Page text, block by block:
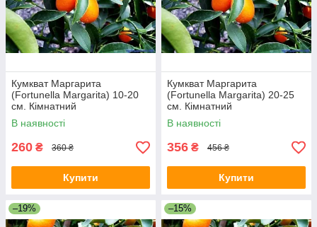
Кумкват Маргарита
(Fortunella Margarita) 10-20
см. Кімнатний
В наявності
260 ₴ 360 ₴
Купити
Кумкват Маргарита
(Fortunella Margarita) 20-25
см. Кімнатний
В наявності
356 ₴ 456 ₴
Купити
–19% –15%